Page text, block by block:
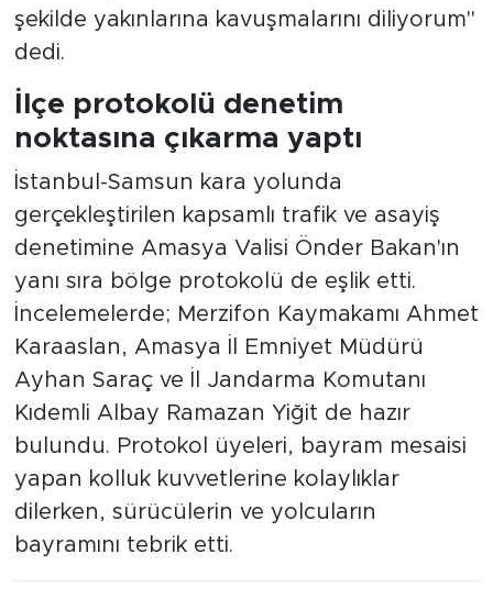
şekilde yakınlarına kavuşmalarını diliyorum"
dedi.
İlçe protokolü denetim
noktasına çıkarma yaptı
İstanbul-Samsun kara yolunda
gerçekleştirilen kapsamlı trafik ve asayiş
denetimine Amasya Valisi Önder Bakan'ın
yanı sıra bölge protokolü de eşlik etti.
İncelemelerde; Merzifon Kaymakamı Ahmet
Karaaslan, Amasya İl Emniyet Müdürü
Ayhan Saraç ve İl Jandarma Komutanı
Kıdemli Albay Ramazan Yiğit de hazır
bulundu. Protokol üyeleri, bayram mesaisi
yapan kolluk kuvvetlerine kolaylıklar
dilerken, sürücülerin ve yolcuların
bayramını tebrik etti.